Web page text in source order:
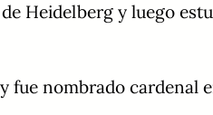
Heidelberg y luego
nombrado cardenal